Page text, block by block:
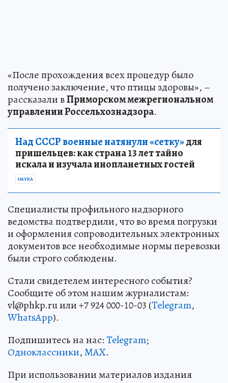
«После прохождения всех процедур было
получено заключение, что птицы здоровы», –
рассказали вПриморском межрегиональном
управлении Россельхознадзора.
Над СССР военные натянули «сетку»для
пришельцев: как страна 13 лет тайно
искала и изучала инопланетных гостей
НАУКА
Специалисты профильного надзорного
ведомства подтвердили, что во время погрузки
и оформления сопроводительных электронных
документов все необходимые нормы перевозки
были строго соблюдены.
Стали свидетелем интересного события?
Сообщите об этом нашим журналистам:
vl@phkp.ru или +7 924 000-10-03 (Telegram,
WhatsApp).
Подпишитесь на нас:Telegram;
Одноклассники,MAX.
При использовании материалов издания